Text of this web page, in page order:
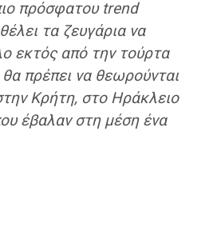
πρόσφατου trend
τα ζευγάρια να
εκτός από την τούρτα
πρέπει να θεωρούνται
Κρήτη, στο Ηράκλειο
έβαλαν στη μέση ένα